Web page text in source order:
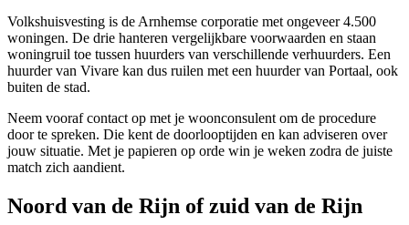
Volkshuisvesting is de Arnhemse corporatie met ongeveer 4.500
woningen. De drie hanteren vergelijkbare voorwaarden en staan
woningruil toe tussen huurders van verschillende verhuurders. Een
huurder van Vivare kan dus ruilen met een huurder van Portaal, ook
buiten de stad.
Neem vooraf contact op met je woonconsulent om de procedure
door te spreken. Die kent de doorlooptijden en kan adviseren over
jouw situatie. Met je papieren op orde win je weken zodra de juiste
match zich aandient.
Noord van de Rijn of zuid van de Rijn